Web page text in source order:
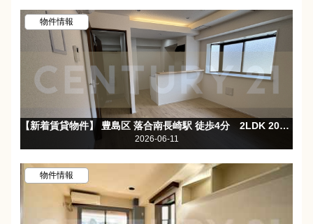
物件情報
【新着賃貸物件】 豊島区 落合南長崎駅 徒歩4分 2LDK 2026年6月室内フルリノベ☆きれいなお部屋で新生活♪
2026-06-11
物件情報